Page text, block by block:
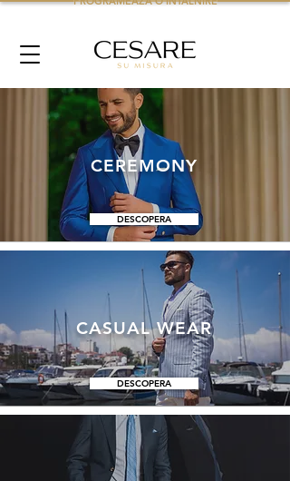
CEREMONY
DESCOPERA
CASUAL WEAR
DESCOPERA